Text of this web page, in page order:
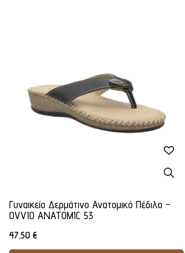
Γυναικείο Δερμάτινο Ανατομικό Πέδιλο -
OVVIO ANATOMIC 53
47,50 €